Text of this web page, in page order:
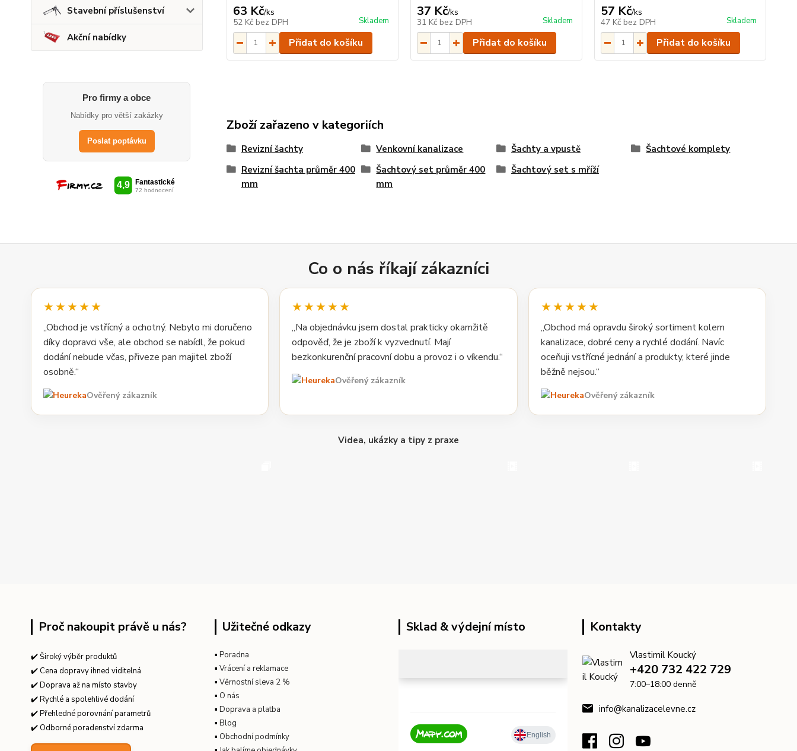
Stavební příslušenství
Akční nabídky
Pro firmy a obce
Nabídky pro větší zakázky
Poslat poptávku
63 Kč/ks
52 Kč bez DPH Skladem
Přidat do košíku
37 Kč/ks
31 Kč bez DPH Skladem
Přidat do košíku
57 Kč/ks
47 Kč bez DPH Skladem
Přidat do košíku
Zboží zařazeno v kategoriích
Revizní šachty Venkovní kanalizace Šachty a vpustě
Šachtové komplety
Revizní šachta průměr 400
mm
Šachtový set průměr 400
mm
Šachtový set s mříží
Co o nás říkají zákazníci
★★★★★
„Obchod je vstřícný a ochotný. Nebylo mi doručeno
díky dopravci vše, ale obchod se nabídl, že pokud
dodání nebude včas, přiveze pan majitel zboží
osobně.“
Ověřený zákazník
★★★★★
„Na objednávku jsem dostal prakticky okamžitě
odpověď, že je zboží k vyzvednutí. Mají
bezkonkurenční pracovní dobu a provoz i o víkendu.“
Ověřený zákazník
★★★★★
„Obchod má opravdu široký sortiment kolem
kanalizace, dobré ceny a rychlé dodání. Navíc
oceňuji vstřícné jednání a produkty, které jinde
běžně nejsou.“
Ověřený zákazník
Videa, ukázky a tipy z praxe
Proč nakoupit právě u nás?
✔️ Široký výběr produktů
✔️ Cena dopravy ihned viditelná
✔️ Doprava až na místo stavby
✔️ Rychlé a spolehlivé dodání
✔️ Přehledné porovnání parametrů
✔️ Odborné poradenství zdarma
Užitečné odkazy
▪ Poradna
▪ Vrácení a reklamace
▪ Věrnostní sleva 2 %
▪ O nás
▪ Doprava a platba
▪ Blog
▪ Obchodní podmínky
Sklad & výdejní místo Kontakty
Vlastimil Koucký
+420 732 422 729
7:00–18:00 denně
info@kanalizacelevne.cz